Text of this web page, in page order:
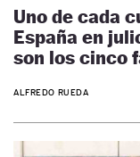
Uno de cada
España en
son los cinco
ALFREDO RUEDA